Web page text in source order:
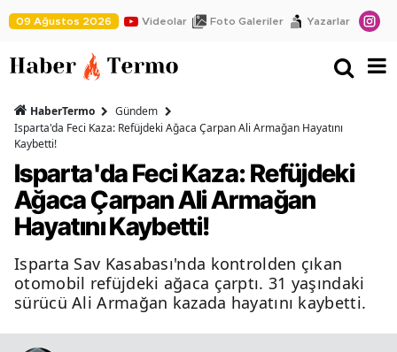
09 Ağustos 2026 Videolar Foto Galeriler Yazarlar
HaberTermo
Gündem
Isparta'da Feci Kaza: Refüjdeki Ağaca Çarpan Ali Armağan Hayatını
Kaybetti!
Isparta'da Feci Kaza: Refüjdeki
Ağaca Çarpan Ali Armağan
Hayatını Kaybetti!
Isparta Sav Kasabası'nda kontrolden çıkan
otomobil refüjdeki ağaca çarptı. 31 yaşındaki
sürücü Ali Armağan kazada hayatını kaybetti.